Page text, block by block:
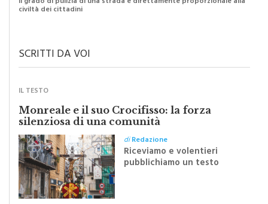
diRaimondo Burgio
SCRITTI DA VOI
IL TESTO
Monreale e il suo Crocifisso: la forza
silenziosa di una comunità
diRedazione
Riceviamo e volentieri